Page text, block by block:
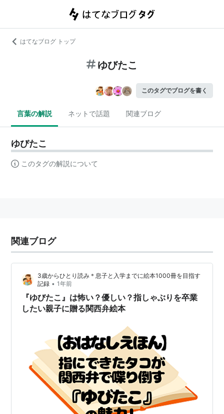
はてなブログ トップ
ゆびたこ
このタグでブログを書く
言葉の解説 ネットで話題 関連ブログ
ゆびたこ
このタグの解説について
関連ブログ
3歳からひとり読み＊息子と入学までに絵本1000冊を目指す
記録 • 1年前
『ゆびたこ』は怖い？優しい？指しゃぶりを卒業
したい親子に贈る関西弁絵本